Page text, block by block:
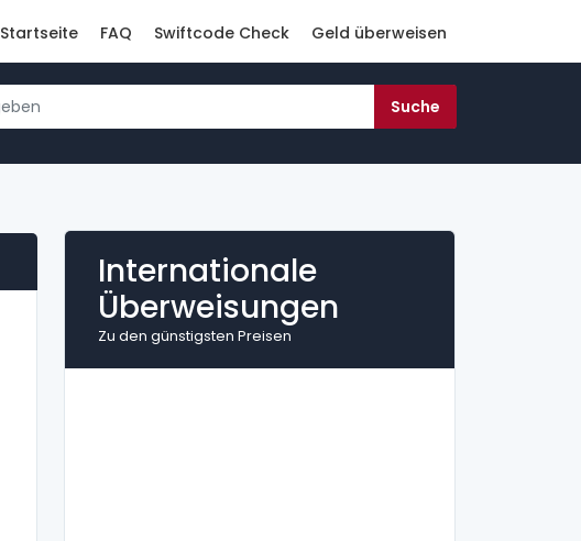
Startseite FAQ Swiftcode Check Geld überweisen
Internationale
Überweisungen
Zu den günstigsten Preisen